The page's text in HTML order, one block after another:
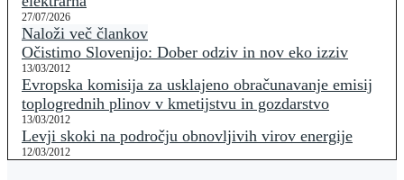
27/07/2026
Naloži več člankov
Očistimo Slovenijo: Dober odziv in nov eko izziv
13/03/2012
Evropska komisija za usklajeno obračunavanje emisij
toplogrednih plinov v kmetijstvu in gozdarstvo
13/03/2012
Levji skoki na področju obnovljivih virov energije
12/03/2012